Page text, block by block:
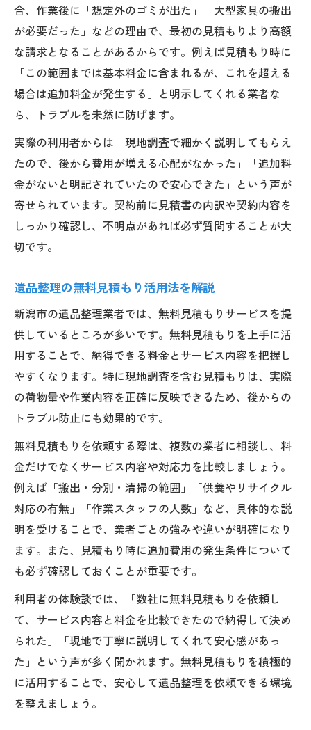
合、作業後に「想定外のゴミが出た」「大型家具の搬出
が必要だった」などの理由で、最初の見積もりより高額
な請求となることがあるからです。例えば見積もり時に
「この範囲までは基本料金に含まれるが、これを超える
場合は追加料金が発生する」と明示してくれる業者な
ら、トラブルを未然に防げます。
実際の利用者からは「現地調査で細かく説明してもらえ
たので、後から費用が増える心配がなかった」「追加料
金がないと明記されていたので安心できた」という声が
寄せられています。契約前に見積書の内訳や契約内容を
しっかり確認し、不明点があれば必ず質問することが大
切です。
遺品整理の無料見積もり活用法を解説
新潟市の遺品整理業者では、無料見積もりサービスを提
供しているところが多いです。無料見積もりを上手に活
用することで、納得できる料金とサービス内容を把握し
やすくなります。特に現地調査を含む見積もりは、実際
の荷物量や作業内容を正確に反映できるため、後からの
トラブル防止にも効果的です。
無料見積もりを依頼する際は、複数の業者に相談し、料
金だけでなくサービス内容や対応力を比較しましょう。
例えば「搬出・分別・清掃の範囲」「供養やリサイクル
対応の有無」「作業スタッフの人数」など、具体的な説
明を受けることで、業者ごとの強みや違いが明確になり
ます。また、見積もり時に追加費用の発生条件について
も必ず確認しておくことが重要です。
利用者の体験談では、「数社に無料見積もりを依頼し
て、サービス内容と料金を比較できたので納得して決め
られた」「現地で丁寧に説明してくれて安心感があっ
た」という声が多く聞かれます。無料見積もりを積極的
に活用することで、安心して遺品整理を依頼できる環境
を整えましょう。